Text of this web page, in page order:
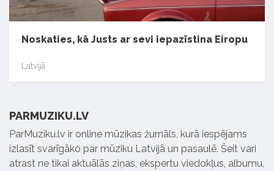
Noskaties, kā Justs ar sevi iepazīstina Eiropu
Latvijā
PARMUZIKU.LV
ParMuziku.lv ir online mūzikas žurnāls, kurā iespējams
izlasīt svarīgāko par mūziku Latvijā un pasaulē. Šeit vari
atrast ne tikai aktuālās ziņas, ekspertu viedokļus, albumu,